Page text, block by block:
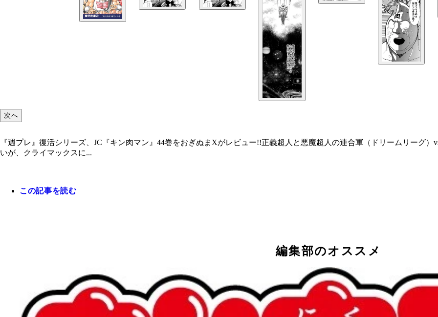
『週プレ』復活シリーズ、JC『キン肉マン』44巻をおぎぬまXがレビュー!!
次へ
『週プレ』復活シリーズ、JC『キン肉マン』44巻をおぎぬまXがレビュー!!正義超人と悪魔超人の連合軍（ドリームリーグ
いが、クライマックスに...
この記事を読む
編集部のオススメ